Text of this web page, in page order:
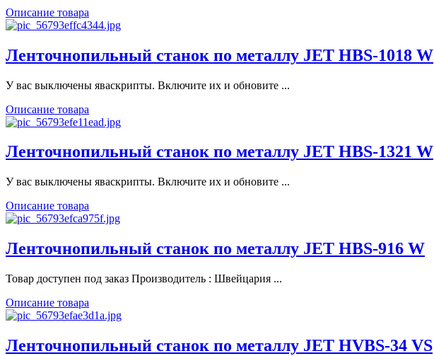
Описание товара
Ленточнопильный станок по металлу JET HBS-1018 W
У вас выключены яваскрипты. Включите их и обновите ...
Описание товара
Ленточнопильный станок по металлу JET HBS-1321 W
У вас выключены яваскрипты. Включите их и обновите ...
Описание товара
Ленточнопильный станок по металлу JET HBS-916 W
Товар доступен под заказ Производитель : Швейцария ...
Описание товара
Ленточнопильный станок по металлу JET HVBS-34 VS